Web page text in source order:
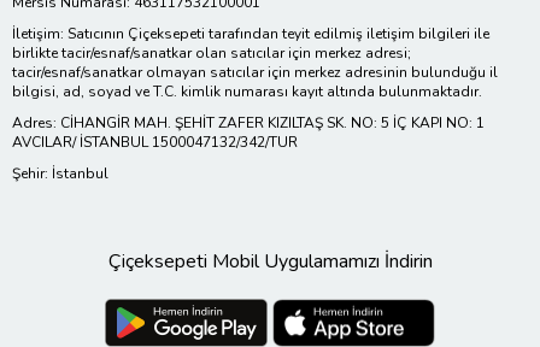
İletişim: Satıcının Çiçeksepeti tarafından teyit edilmiş iletişim bilgileri ile
birlikte tacir/esnaf/sanatkar olan satıcılar için merkez adresi;
tacir/esnaf/sanatkar olmayan satıcılar için merkez adresinin bulunduğu il
bilgisi, ad, soyad ve T.C. kimlik numarası kayıt altında bulunmaktadır.
Adres: CİHANGİR MAH. ŞEHİT ZAFER KIZILTAŞ SK. NO: 5 İÇ KAPI NO: 1
AVCILAR/ İSTANBUL 1500047132/342/TUR
Şehir: İstanbul
Çiçeksepeti Mobil Uygulamamızı İndirin